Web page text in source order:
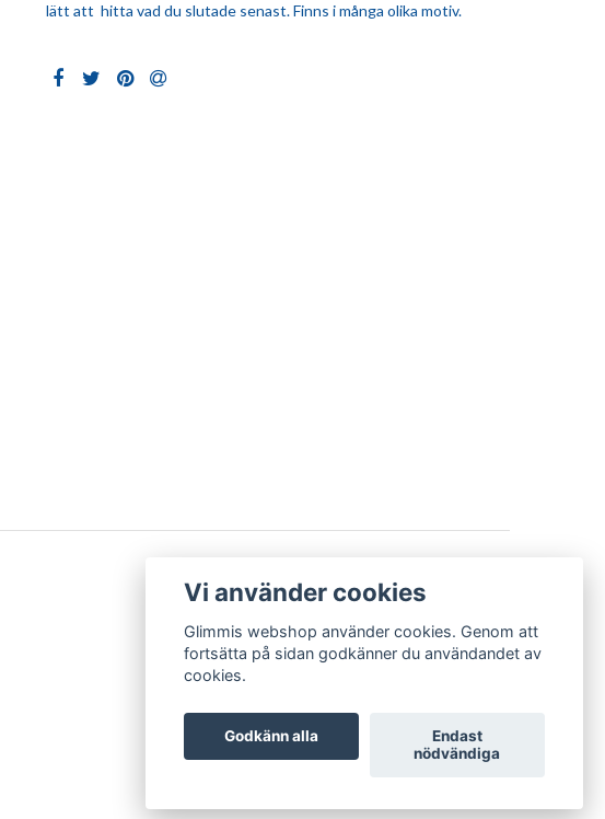
lätt att hitta vad du slutade senast. Finns i många olika motiv.
Vi använder cookies
Glimmis webshop använder cookies. Genom att
fortsätta på sidan godkänner du användandet av
cookies.
Godkänn alla
Endast
nödvändiga